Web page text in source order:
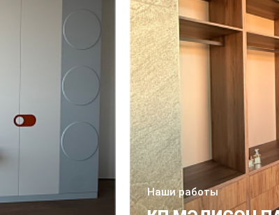
Наши работы